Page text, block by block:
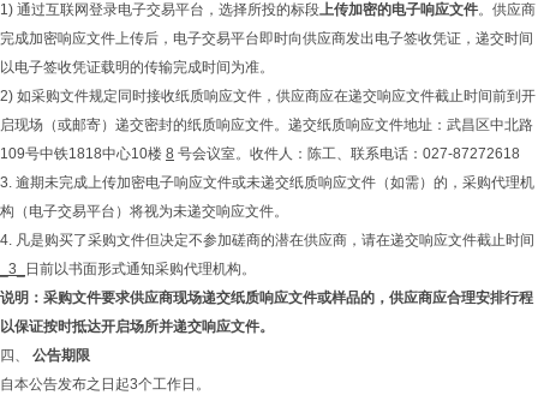
1) 通过互联网登录电子交易平台，选择所投的标段上传加密的电子响应文件。供应商
完成加密响应文件上传后，电子交易平台即时向供应商发出电子签收凭证，递交时间
以电子签收凭证载明的传输完成时间为准。
2) 如采购文件规定同时接收纸质响应文件，供应商应在递交响应文件截止时间前到开
启现场（或邮寄）递交密封的纸质响应文件。递交纸质响应文件地址：武昌区中北路
109号中铁1818中心10楼 8 号会议室。收件人：陈工、联系电话：027-87272618
3. 逾期未完成上传加密电子响应文件或未递交纸质响应文件（如需）的，采购代理机
构（电子交易平台）将视为未递交响应文件。
4. 凡是购买了采购文件但决定不参加磋商的潜在供应商，请在递交响应文件截止时间
_3_
日前以书面形式通知采购代理机构。
说明：采购文件要求供应商现场递交纸质响应文件或样品的，供应商应合理安排行程
以保证按时抵达开启场所并递交响应文件。
四、 公告期限
自本公告发布之日起3个工作日。